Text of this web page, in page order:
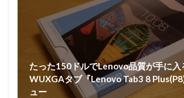
たった150ドルでLenovo品質が手に入
WUXGAタブ『Lenovo Tab3 8
ュー